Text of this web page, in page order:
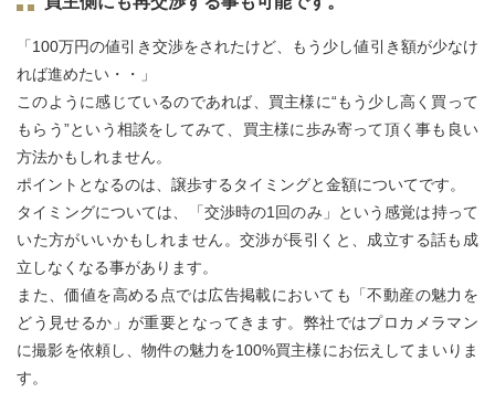
「100万円の値引き交渉をされたけど、もう少し値引き額が少なけ
れば進めたい・・」
このように感じているのであれば、買主様に“もう少し高く買って
もらう”という相談をしてみて、買主様に歩み寄って頂く事も良い
方法かもしれません。
ポイントとなるのは、譲歩するタイミングと金額についてです。
タイミングについては、「交渉時の1回のみ」という感覚は持って
いた方がいいかもしれません。交渉が長引くと、成立する話も成
立しなくなる事があります。
また、価値を高める点では広告掲載においても「不動産の魅力を
どう見せるか」が重要となってきます。弊社ではプロカメラマン
に撮影を依頼し、物件の魅力を100%買主様にお伝えしてまいりま
す。